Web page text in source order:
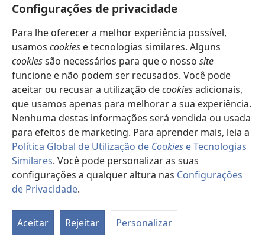
Configurações de privacidade
Para lhe oferecer a melhor experiência possível,
usamos cookies e tecnologias similares. Alguns
cookiessão necessários para que o nosso site
funcione e não podem ser recusados. Você pode
aceitar ou recusar a utilização decookiesadicionais,
que usamos apenas para melhorar a sua experiência.
Nenhuma destas informações será vendida ou usada
para efeitos de marketing. Para aprender mais, leia a
Política Global de Utilização de Cookies e Tecnologias
Similares. Você pode personalizar as suas
configurações a qualquer altura nas Configurações
de Privacidade.
Aceitar Rejeitar Personalizar
serão aplicáveis ou aceitáveis para todos os doentes.
para obter informações sobre doenças ou tratamentos. Consulte um médico se
achar que tem um problema de saúde.
O uso destesiteestá sujeito aos seustermos de utilização.
Definições de aspeto
Copyright © 2026 Watch Tower Bible and Tract Society of Pennsylvania.
TERMOS DE UTILIZAÇÃO